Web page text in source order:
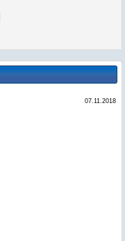
07.11.2018